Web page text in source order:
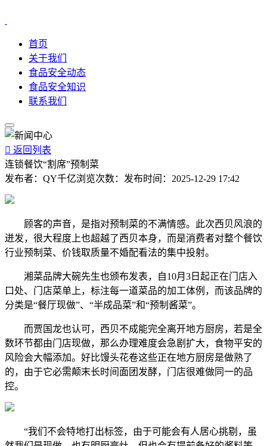
首页
关于我们
食品安全动态
食品安全知识
联系我们
 返回列表
连锁餐饮“割席”预制菜
发布者： QY千亿浏览次数： 发布时间： 2025-12-29 17:42
顾客的声音，是指对预制菜的不满情感。此次西贝风浪的
迸发，很大程度上也超越了西贝本身，而是消费者对整个餐饮
行业预制菜、价钱取质量不婚配看法的集中投射。
湘菜品牌大碗先生也颁布发表，自10月3日起正在门店入
口处、门店菜单上，标注每一道菜品的加工体例，而该品牌的
分类是“餐厅现做”、“半成品菜”和“预制酱菜”。
而贾国龙也认可，西贝不成能完全离开地方厨房，若是全
数环节都由门店现做，那么办理难度会急剧扩大，食物平安的
风险会大幅添加。好比馒头花卷这些正在地方厨房是做熟了
的，由于它必需颠末长时间面团发酵，门店很难做同一的品
控。
“我们不会特地打出标签，由于可能会有人居心挑剔，虽